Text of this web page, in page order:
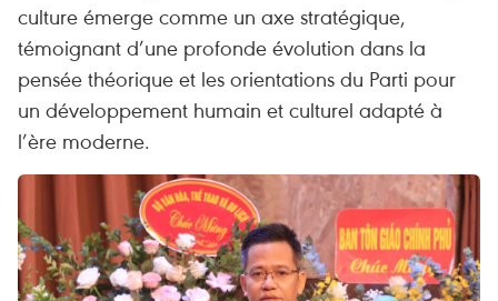
culture émerge comme un axe stratégique,
témoignant d’une profonde évolution dans la
pensée théorique et les orientations du Parti pour
un développement humain et culturel adapté à
l’ère moderne.